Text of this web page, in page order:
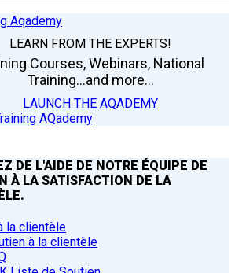
LEARN FROM THE EXPERTS!
Courses, Webinars, National
Training...and more...
LAUNCH THE AQADEMY
AQademy
DE L'AIDE DE NOTRE ÉQUIPE DE
À LA SATISFACTION DE LA
la clientèle
à la clientèle